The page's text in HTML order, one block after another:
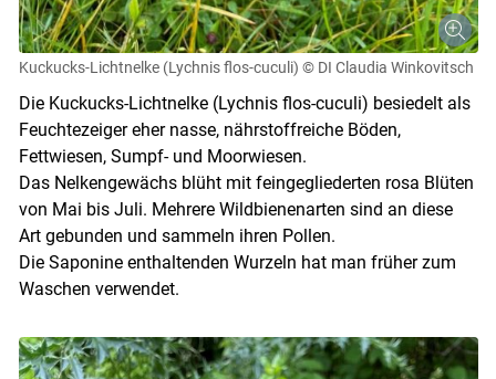
Kuckucks-Lichtnelke (Lychnis flos-cuculi) © DI Claudia Winkovitsch
Die Kuckucks-Lichtnelke (Lychnis flos-cuculi) besiedelt als
Feuchtezeiger eher nasse, nährstoffreiche Böden,
Fettwiesen, Sumpf- und Moorwiesen.
Das Nelkengewächs blüht mit feingegliederten rosa Blüten
von Mai bis Juli. Mehrere Wildbienenarten sind an diese
Art gebunden und sammeln ihren Pollen.
Die Saponine enthaltenden Wurzeln hat man früher zum
Waschen verwendet.